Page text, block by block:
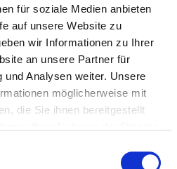
für soziale Medien anbieten
auf unsere Website zu
wir Informationen zu Ihrer
an unsere Partner für
und Analysen weiter. Unsere
möglicherweise mit
die Sie ihnen bereitgestellt
mfr.de